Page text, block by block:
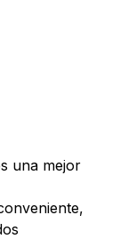
una mejor